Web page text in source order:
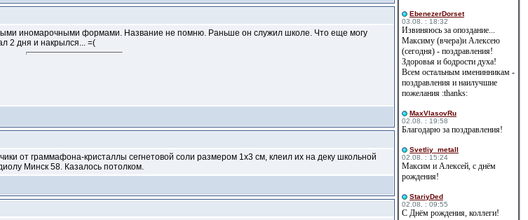
иномарочными формами. Название не помню. Раньше он служил школе. Что еще могу
2 дня и накрылся... =(
от граммафона-кристаллы сегнетовой соли размером 1х3 см, клеил их на деку школьной
Минск 58. Казалось потолком.
EbenezerDorset
03.08. : 18:32
Извиняюсь за опоздание...
Максиму (вчера)и Алексею
(сегодня) - поздравления!
Здоровья и бодрости духа!
Всем остальным именинникам -
поздравления и наилучшие
пожелания :thanks:
MaxVlasovRu
02.08. : 19:58
Благодарю за поздравления!
Svetliy_metall
02.08. : 15:24
Максим и Алексей, с днём
рождения!
StariyDed
02.08. : 09:55
С Днём рождения, коллеги!